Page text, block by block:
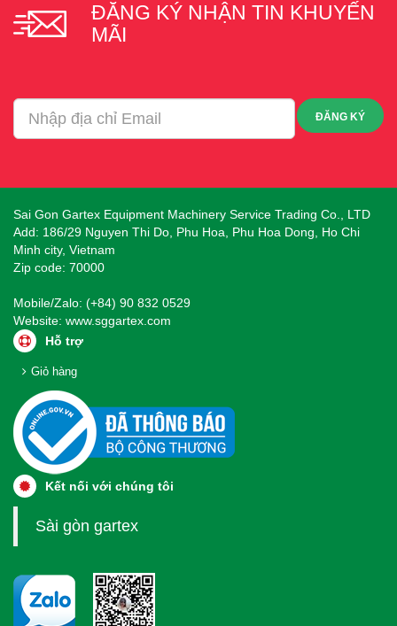
ĐĂNG KÝ NHẬN TIN KHUYẾN
MÃI
ĐĂNG KÝ
Sai Gon Gartex Equipment Machinery Service Trading Co., LTD
Add: 186/29 Nguyen Thi Do, Phu Hoa, Phu Hoa Dong, Ho Chi
Minh city, Vietnam
Zip code: 70000
Mobile/Zalo: (+84) 90 832 0529
Website: www.sggartex.com
Hỗ trợ
Giỏ hàng
Kết nối với chúng tôi
Sài gòn gartex